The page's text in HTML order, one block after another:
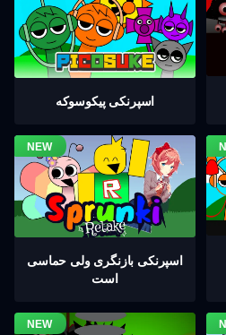
اسپرنکی پیکوسوکه
اسپرنکی بازنگری ولی حماسی
است